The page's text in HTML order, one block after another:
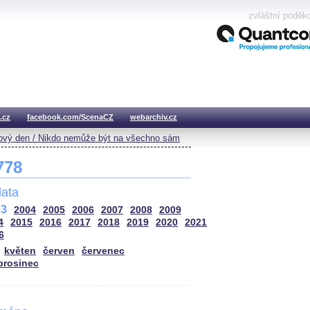
zvláštní
facebook.com/ScenaCZ webarchiv.cz
den / Nikdo nemůže být na všechno sám
2004 2005 2006 2007 2008
2009
2015 2016 2017 2018 2019 2020
2021
květen
červen
červenec